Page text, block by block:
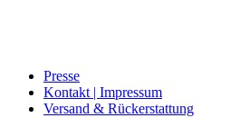
Presse
Kontakt | Impressum
Versand & Rückerstattung